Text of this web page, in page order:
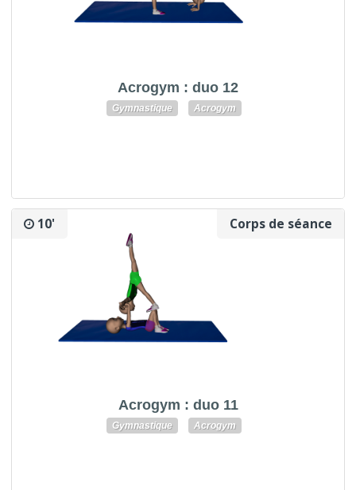
Acrogym : duo 12
Gymnastique Acrogym
Corps de séance
10'
Acrogym : duo 11
Gymnastique Acrogym